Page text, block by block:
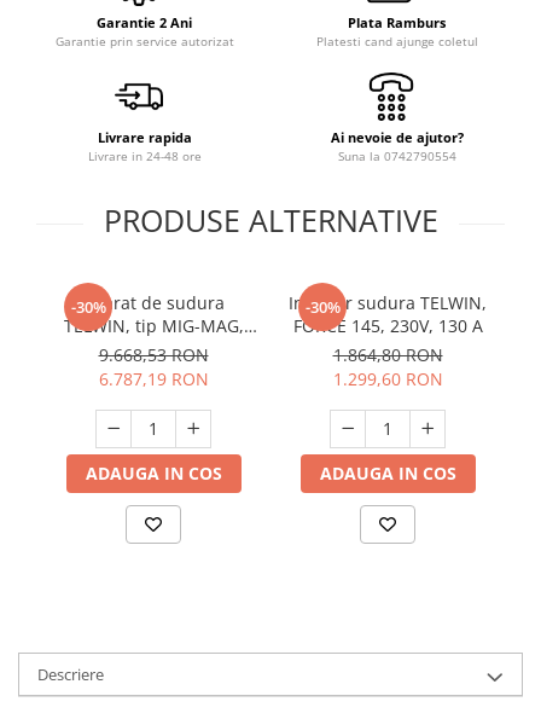
Cuptoare incorporabile
Deshidratoare carne & fructe &
Electrocasnice mici
Aparate de vidat
Espressoare & Cafetiere
Masini de gheata
Masini de tocat carne
Masini de umplut carnati
Prajitoare de paine
Roboti de bucatarie
Statii de calcat
Furtune & Sisteme Irigatii
Hote cupolare
Hote decorative
Vibratoare beton
Prelungitoare
Rotopercutoare
Suflante & Aspiratoare
Taietoare de Beton & Asfalt
Truse de Scule & Unelte
Garantie 2 Ani
Garantie prin service autorizat
Plata Ramburs
Platesti cand ajunge coletul
Livrare rapida
Livrare in 24-48 ore
Ai nevoie de ajutor?
Suna la 0742790554
PRODUSE ALTERNATIVE
-30%
Aparat de sudura
TELWIN, tip MIG-MAG,
MAXIMA 270, 230V, 250A
9.668,53 RON
6.787,19 RON
ADAUGA IN COS
-30%
Invertor sudura TELWIN,
FORCE 145, 230V, 130 A
1.864,80 RON
1.299,60 RON
ADAUGA IN COS
Descriere